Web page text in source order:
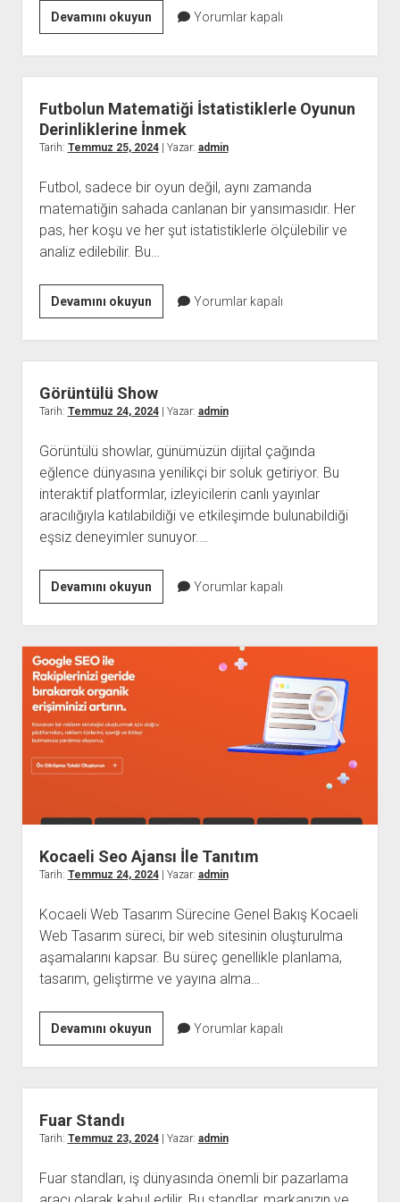
Devamını okuyun2024de
Instagram
Beğeni
Satın
Almanın
Avantajları
Yorumlar kapalı
Futbolun Matematiği İstatistiklerle Oyunun
Derinliklerine İnmek
Tarih: Temmuz 25, 2024| Yazar: admin
Futbol, sadece bir oyun değil, aynı zamanda
matematiğin sahada canlanan bir yansımasıdır. Her
pas, her koşu ve her şut istatistiklerle ölçülebilir ve
analiz edilebilir. Bu…
Devamını okuyunFutbolun
Matematiği
İstatistiklerle
Oyunun
İnmek
Yorumlar kapalı
Görüntülü Show
Tarih: Temmuz 24, 2024| Yazar: admin
Görüntülü showlar, günümüzün dijital çağında
eğlence dünyasına yenilikçi bir soluk getiriyor. Bu
interaktif platformlar, izleyicilerin canlı yayınlar
aracılığıyla katılabildiği ve etkileşimde bulunabildiği
eşsiz deneyimler sunuyor.…
Devamını okuyunGörüntülü
Show
Yorumlar kapalı
Kocaeli Seo Ajansı İle Tanıtım
Tarih: Temmuz 24, 2024| Yazar: admin
Kocaeli Web Tasarım Sürecine Genel Bakış Kocaeli
Web Tasarım süreci, bir web sitesinin oluşturulma
aşamalarını kapsar. Bu süreç genellikle planlama,
tasarım, geliştirme ve yayına alma…
Devamını okuyunKocaeli
Seo
Ajansı
İle
Yorumlar kapalı
Fuar Standı
Tarih: Temmuz 23, 2024| Yazar: admin
Fuar standları, iş dünyasında önemli bir pazarlama